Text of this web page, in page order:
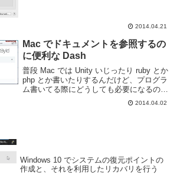
な時がある。そんな時に使える...2014.04.21
Mac でドキュメントを参照するの
に便利な Dash
普段 Mac では Unity いじったり ruby とか
php とか書いたりするんだけど、プログラ
ム書いてる際にどうしても必要になるのが
ドキュメント。全ての機能を覚えてるわけ
じゃないですからね。OS X で各種ドキュ
2014.04.02
Windows 10 でシステムの復元ポイントの
作成と、それを利用したリカバリを行う